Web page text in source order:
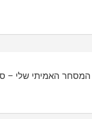
השנה בחשבון המסחר האמיתי